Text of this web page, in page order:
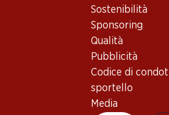
Sostenibilità
Sponsoring
Qualità
Pubblicità
Codice di
sportello
Media
Buono a sapersi